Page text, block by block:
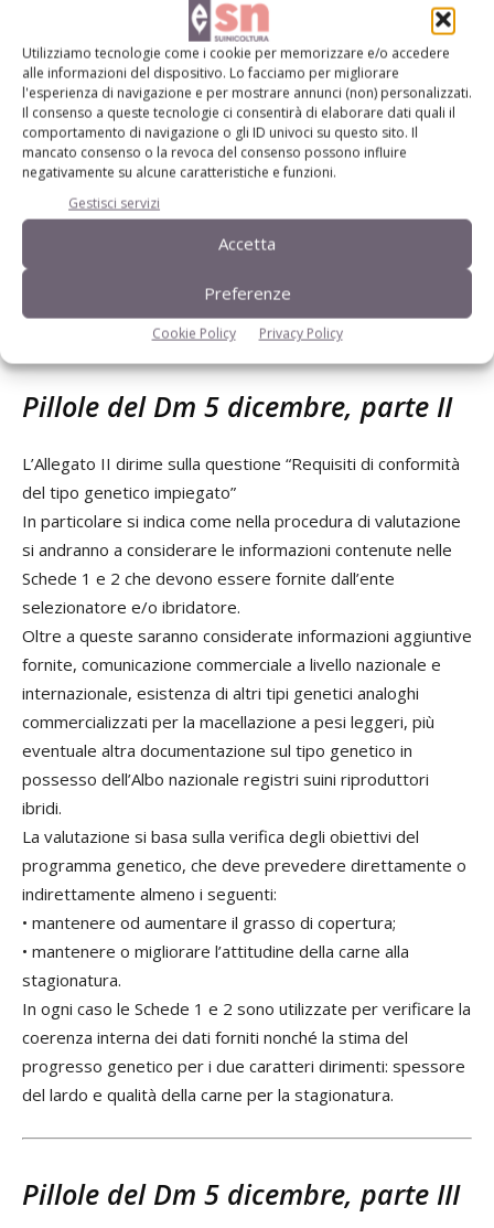
Utilizziamo tecnologie come i cookie per memorizzare e/o accedere
alle informazioni del dispositivo. Lo facciamo per migliorare
l'esperienza di navigazione e per mostrare annunci (non) personalizzati.
Il consenso a queste tecnologie ci consentirà di elaborare dati quali il
comportamento di navigazione o gli ID univoci su questo sito. Il
mancato consenso o la revoca del consenso possono influire
negativamente su alcune caratteristiche e funzioni.
Gestisci servizi
Accetta
Preferenze
Cookie Policy Privacy Policy
La Direzione generale dello sviluppo rurale adotta il
decreto di approvazione, o di rigetto, della richiesta di
iscrizione del tipo genetico.
Sono fissati anche i tempi di valutazione: per i tipi genetici
nuovi deve avvenire entro 90 giorni dalla presentazione o
completamento dell’istanza; mentre la valutazione dei tipi
conclusa entro 180 giorni dalla presentazione.
Per i tipi genetici già in uso, gli Enti selezionatori o ibridatori
devono presentare istanza di valutazione entro e non oltre
Pillole del Dm 5 dicembre, parte II
L’Allegato II dirime sulla questione “Requisiti di conformità
del tipo genetico impiegato”
In particolare si indica come nella procedura di valutazione
si andranno a considerare le informazioni contenute nelle
Schede 1 e 2 che devono essere fornite dall’ente
selezionatore e/o ibridatore.
Oltre a queste saranno considerate informazioni aggiuntive
fornite, comunicazione commerciale a livello nazionale e
internazionale, esistenza di altri tipi genetici analoghi
commercializzati per la macellazione a pesi leggeri, più
eventuale altra documentazione sul tipo genetico in
possesso dell’Albo nazionale registri suini riproduttori
ibridi.
La valutazione si basa sulla verifica degli obiettivi del
programma genetico, che deve prevedere direttamente o
indirettamente almeno i seguenti:
• mantenere od aumentare il grasso di copertura;
• mantenere o migliorare l’attitudine della carne alla
stagionatura.
In ogni caso le Schede 1 e 2 sono utilizzate per verificare la
coerenza interna dei dati forniti nonché la stima del
progresso genetico per i due caratteri dirimenti: spessore
del lardo e qualità della carne per la stagionatura.
Pillole del Dm 5 dicembre, parte III